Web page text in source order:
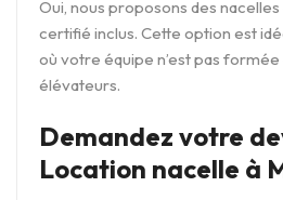
Oui, nous proposons des
certifié inclus. Cette option est
où votre équipe n’est pas formée
élévateurs.
Demandez votre
Location nacelle à